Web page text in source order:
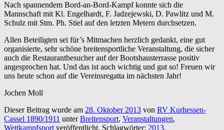
Nach spannendem Bord-an-Bord-Kampf konnte sich die
Mannschaft mit Kl. Engelhardt, F. Jadzejewski, D. Pawlitz und M.
Schulz mit Stm. Ph. Stiel auf den letzten Metern durchsetzen.
Allen Beteiligten sei für’s Mitmachen herzlich gedankt, eine gut
organisierte, sehr schöne breitensportliche Veranstaltung, die sicher
auch die Restaurantbesucher auf der Bootshausterrasse positiv
angesprochen hat. Und das ist auch wichtig und gut so! Freuen wir
uns heute schon auf die Vereinsregatta im nächsten Jahr!
Jochen Moll
Dieser Beitrag wurde am 28. Oktober 2013 von RV Kurhessen-
Cassel 1890/1911 unterBreitensport, Veranstaltungen,
Wettkampfsport veröffentlicht. Schlagwörter: 2013.